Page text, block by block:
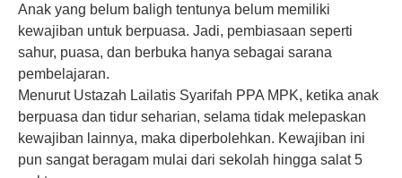
Anak yang belum baligh tentunya belum memiliki
kewajiban untuk berpuasa. Jadi, pembiasaan seperti
sahur, puasa, dan berbuka hanya sebagai sarana
pembelajaran.
Menurut Ustazah Lailatis Syarifah PPA MPK, ketika anak
berpuasa dan tidur seharian, selama tidak melepaskan
kewajiban lainnya, maka diperbolehkan. Kewajiban ini
pun sangat beragam mulai dari sekolah hingga salat 5